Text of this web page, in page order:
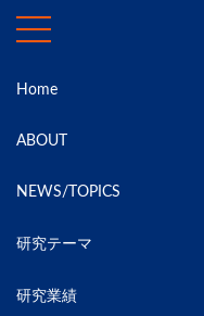
Home
ABOUT
NEWS/TOPICS
研究テーマ
研究業績